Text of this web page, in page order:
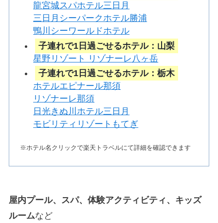
龍宮城スパホテル三日月
三日月シーパークホテル勝浦
鴨川シーワールドホテル
子連れで1日過ごせるホテル：山梨
星野リゾート リゾナーレ八ヶ岳
子連れで1日過ごせるホテル：栃木
ホテルエピナール那須
リゾナーレ那須
日光きぬ川ホテル三日月
モビリティリゾートもてぎ
※ホテル名クリックで楽天トラベルにて詳細を確認できます
屋内プール、スパ、体験アクティビティ、キッズ
ルームなど